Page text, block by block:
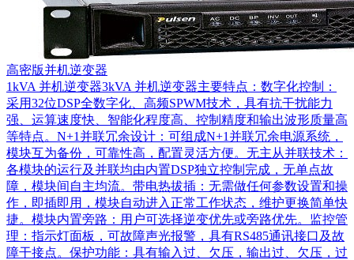
高密版并机逆变器
1kVA 并机逆变器3kVA 并机逆变器主要特点：数字化控制：
采用32位DSP全数字化、高频SPWM技术，具有抗干扰能力
强、运算速度快、智能化程度高、控制精度和输出波形质量高
等特点。N+1并联冗余设计：可组成N+1并联冗余电源系统，
模块互为备份，可靠性高，配置灵活方便。无主从并联技术：
各模块的运行及并联均由内置DSP独立控制完成，无单点故
障，模块间自主均流。带电热拔插：无需做任何参数设置和操
作，即插即用，模块自动进入正常工作状态，维护更换简单快
捷。模块内置旁路：用户可选择逆变优先或旁路优先。监控管
理：指示灯面板，可故障声光报警，具有RS485通讯接口及故
障干接点。保护功能：具有输入过、欠压，输出过、欠压，过